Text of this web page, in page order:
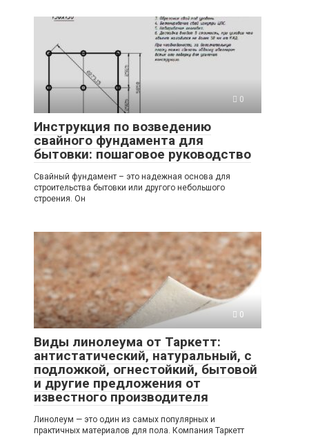
0
Инструкция по возведению
свайного фундамента для
бытовки: пошаговое руководство
Свайный фундамент – это надежная основа для
строительства бытовки или другого небольшого
строения. Он
0
Виды линолеума от Таркетт:
антистатический, натуральный, с
подложкой, огнестойкий, бытовой
и другие предложения от
известного производителя
Линолеум — это один из самых популярных и
практичных материалов для пола. Компания Таркетт